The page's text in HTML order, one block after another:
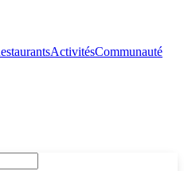
ActivitésCommunauté